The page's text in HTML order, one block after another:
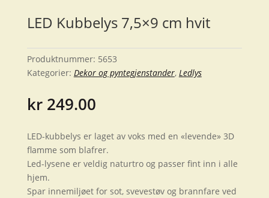
LED Kubbelys 7,5×9 cm hvit
Produktnummer: 5653
Kategorier: Dekor og pyntegjenstander, Ledlys
kr249.00
LED-kubbelys er laget av voks med en «levende» 3D
flamme som blafrer.
Led-lysene er veldig naturtro og passer fint inn i alle
hjem.
Spar innemiljøet for sot, svevestøv og brannfare ved